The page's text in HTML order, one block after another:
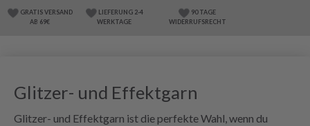
GRATIS VERSAND
AB 69€
LIEFERUNG 2-4
WERKTAGE
90 TAGE
WIDERRUFSRECHT
Glitzer- und Effektgarn
Glitzer- und Effektgarn ist die perfekte Wahl, wenn du